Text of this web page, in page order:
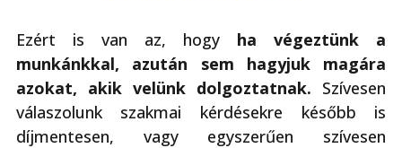
Ezért is van az, hogy ha végeztünk a
munkánkkal, azután sem hagyjuk magára
azokat, akik velünk dolgoztatnak. Szívesen
válaszolunk szakmai kérdésekre később is
díjmentesen, vagy egyszerűen szívesen